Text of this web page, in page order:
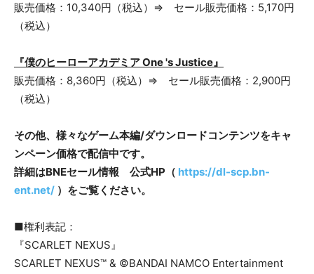
販売価格：10,340円（税込）⇒ セール販売価格：5,170円
（税込）
『僕のヒーローアカデミア One 's Justice』
販売価格：8,360円（税込）⇒ セール販売価格：2,900円
（税込）
その他、様々なゲーム本編/ダウンロードコンテンツをキャ
ンペーン価格で配信中です。
詳細はBNEセール情報 公式HP（ https://dl-scp.bn-
ent.net/ ）をご覧ください。
■権利表記：
『SCARLET NEXUS』
SCARLET NEXUS™ & ©BANDAI NAMCO Entertainment